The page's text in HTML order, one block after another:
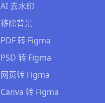
AI 去水印
移除背景
PDF 转 Figma
PSD 转 Figma
网页转 Figma
Canva 转 Figma